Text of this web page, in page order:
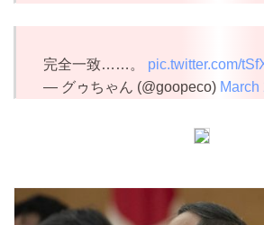
完全一致……。 pic.twitter.com/
— グゥちゃん (@goopeco) March